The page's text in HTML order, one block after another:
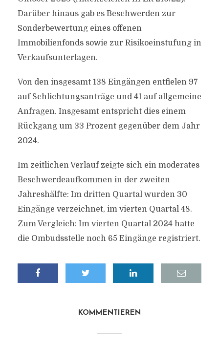
Darüber hinaus gab es Beschwerden zur
Sonderbewertung eines offenen
Immobilienfonds sowie zur Risikoeinstufung in
Verkaufsunterlagen.
Von den insgesamt 138 Eingängen entfielen 97
auf Schlichtungsanträge und 41 auf allgemeine
Anfragen. Insgesamt entspricht dies einem
Rückgang um 33 Prozent gegenüber dem Jahr
2024.
Im zeitlichen Verlauf zeigte sich ein moderates
Beschwerdeaufkommen in der zweiten
Jahreshälfte: Im dritten Quartal wurden 30
Eingänge verzeichnet, im vierten Quartal 48.
Zum Vergleich: Im vierten Quartal 2024 hatte
die Ombudsstelle noch 65 Eingänge registriert.
KOMMENTIEREN